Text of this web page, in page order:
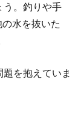
う。釣りや手
水を抜いた
を抱えていま